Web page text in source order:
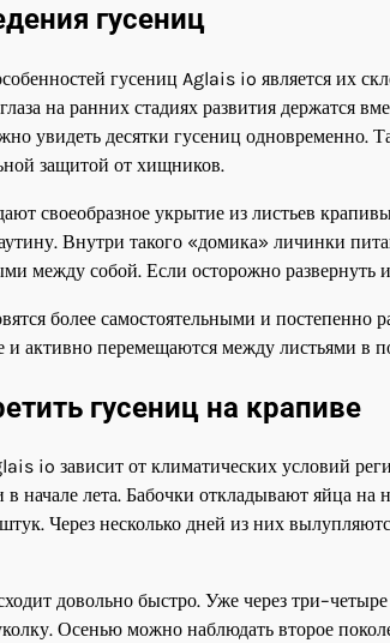
гусениц
гусениц Aglais io является их
на ранних стадиях развития держатся
увидеть десятки гусениц одновременно.
защитой от хищников.
своеобразное укрытие из листьев
Внутри такого «домика» личинки
между собой. Если осторожно
более самостоятельными и постепенно
и активно перемещаются между листьями в
гусениц на крапиве
io зависит от климатических условий
в начале лета. Бабочки откладывают яйца
Через несколько дней из них
довольно быстро. Уже через
Осенью можно наблюдать второе